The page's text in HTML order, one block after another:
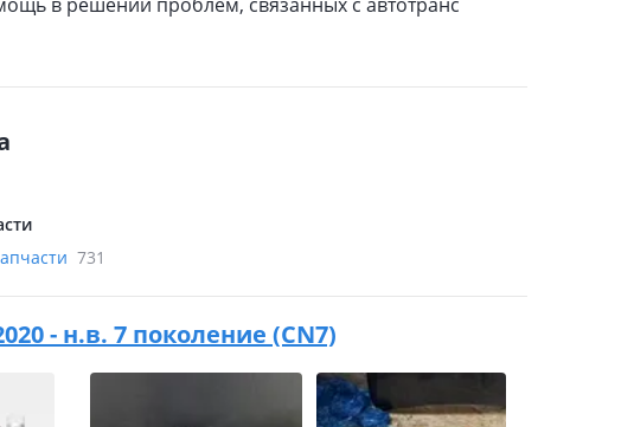
731
- н.в. 7 поколение (CN7)